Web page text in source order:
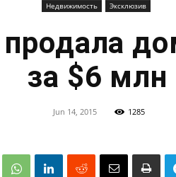
Недвижимость Эксклюзив
за $6 млн
Jun 14, 2015 1285